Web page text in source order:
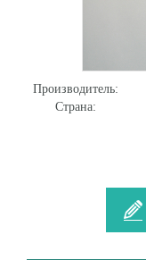
Производитель:
Страна: